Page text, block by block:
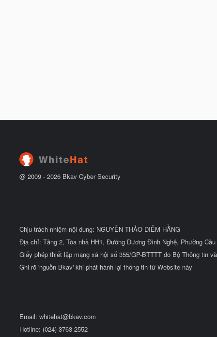
@ 2009 - 2026 Bkav Cyber Security
Chịu trách nhiệm nội dung: NGUYỄN THẢO DIỄM HẰNG
Địa chỉ: Tầng 2, Tòa nhà HH1, Đường Dương Đình Nghệ, Phường
Giấy phép thiết lập mạng xã hội số 355/GP-BTTTT do Bộ Thông tin
Ghi rõ 'nguồn Bkav' khi phát hành lại thông tin từ Website này
Email: whitehat@bkav.com
Hotline: (024) 3763 2552